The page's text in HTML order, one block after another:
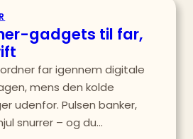
gadgets til far,
far igennem digitale
mens den kolde
udenfor. Pulsen banker,
snurrer – og du…